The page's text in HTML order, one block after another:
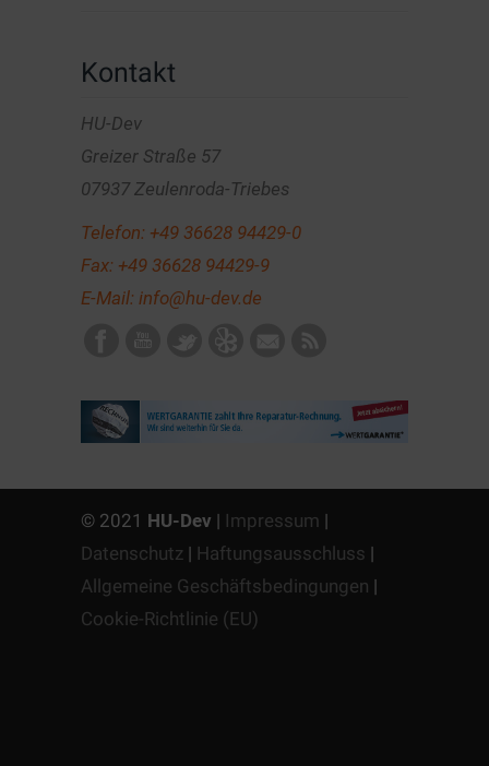
Kontakt
HU-Dev
Greizer Straße 57
07937 Zeulenroda-Triebes
Telefon: +49 36628 94429-0
Fax: +49 36628 94429-9
E-Mail: info@hu-dev.de
© 2021 HU-Dev | Impressum |
Datenschutz | Haftungsausschluss |
Allgemeine Geschäftsbedingungen |
Cookie-Richtlinie (EU)